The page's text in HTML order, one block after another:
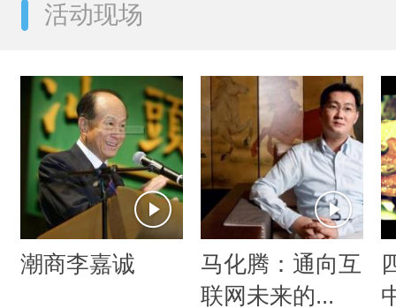
活动现场
潮商李嘉诚
马化腾：通向互
联网未来的...